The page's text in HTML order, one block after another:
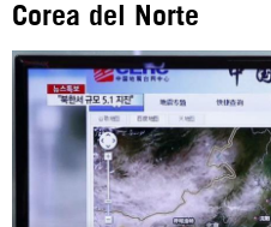
https://
Corea del Norte